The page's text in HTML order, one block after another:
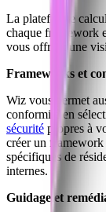
La plateforme
chaque framework
vous offrant une
Frameworks et
Wiz vous permet
conformité en
sécurité propres à
créer un framework
spécifiques de
internes.
Guidage et